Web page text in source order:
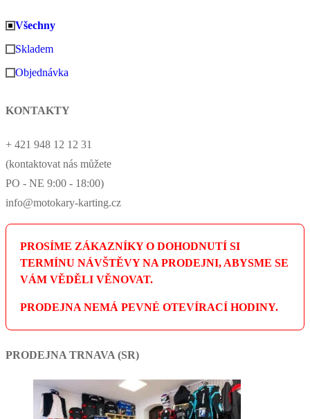
Všechny
Skladem
Objednávka
KONTAKTY
+ 421 948 12 12 31
(kontaktovat nás můžete
PO - NE 9:00 - 18:00)
info@motokary-karting.cz
PROSÍME ZÁKAZNÍKY O DOHODNUTÍ SI
TERMÍNU NÁVŠTĚVY NA PRODEJNI, ABYSME SE
VÁM VĚDĚLI VĚNOVAT.
PRODEJNA NEMÁ PEVNÉ OTEVÍRACÍ HODINY.
PRODEJNA TRNAVA (SR)